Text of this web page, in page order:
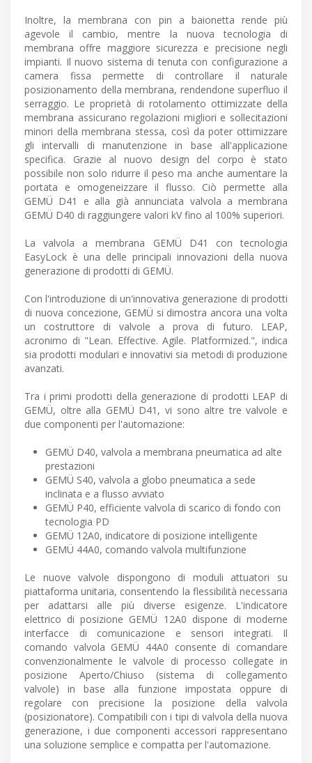
Inoltre, la membrana con pin a baionetta rende più
agevole il cambio, mentre la nuova tecnologia di
membrana offre maggiore sicurezza e precisione negli
impianti. Il nuovo sistema di tenuta con configurazione a
camera fissa permette di controllare il naturale
posizionamento della membrana, rendendone superfluo il
serraggio. Le proprietà di rotolamento ottimizzate della
membrana assicurano regolazioni migliori e sollecitazioni
minori della membrana stessa, così da poter ottimizzare
gli intervalli di manutenzione in base all'applicazione
specifica. Grazie al nuovo design del corpo è stato
possibile non solo ridurre il peso ma anche aumentare la
portata e omogeneizzare il flusso. Ciò permette alla
GEMÜ D41 e alla già annunciata valvola a membrana
GEMÜ D40 di raggiungere valori kV fino al 100% superiori.
La valvola a membrana GEMÜ D41 con tecnologia
EasyLock è una delle principali innovazioni della nuova
generazione di prodotti di GEMÜ.
Con l'introduzione di un'innovativa generazione di prodotti
di nuova concezione, GEMÜ si dimostra ancora una volta
un costruttore di valvole a prova di futuro. LEAP,
acronimo di "Lean. Effective. Agile. Platformized.", indica
sia prodotti modulari e innovativi sia metodi di produzione
avanzati.
Tra i primi prodotti della generazione di prodotti LEAP di
GEMÜ, oltre alla GEMÜ D41, vi sono altre tre valvole e
due componenti per l'automazione:
GEMÜ D40, valvola a membrana pneumatica ad alte
prestazioni
GEMÜ S40, valvola a globo pneumatica a sede
inclinata e a flusso avviato
GEMÜ P40, efficiente valvola di scarico di fondo con
tecnologia PD
GEMÜ 12A0, indicatore di posizione intelligente
GEMÜ 44A0, comando valvola multifunzione
Le nuove valvole dispongono di moduli attuatori su
piattaforma unitaria, consentendo la flessibilità necessaria
per adattarsi alle più diverse esigenze. L'indicatore
elettrico di posizione GEMÜ 12A0 dispone di moderne
interfacce di comunicazione e sensori integrati. Il
comando valvola GEMÜ 44A0 consente di comandare
convenzionalmente le valvole di processo collegate in
posizione Aperto/Chiuso (sistema di collegamento
valvole) in base alla funzione impostata oppure di
regolare con precisione la posizione della valvola
(posizionatore). Compatibili con i tipi di valvola della nuova
generazione, i due componenti accessori rappresentano
una soluzione semplice e compatta per l'automazione.